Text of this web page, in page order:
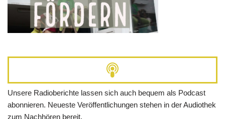
Unsere Radioberichte lassen sich auch bequem als Podcast
abonnieren. Neueste Veröffentlichungen stehen in der Audiothek
zum Nachhören bereit.